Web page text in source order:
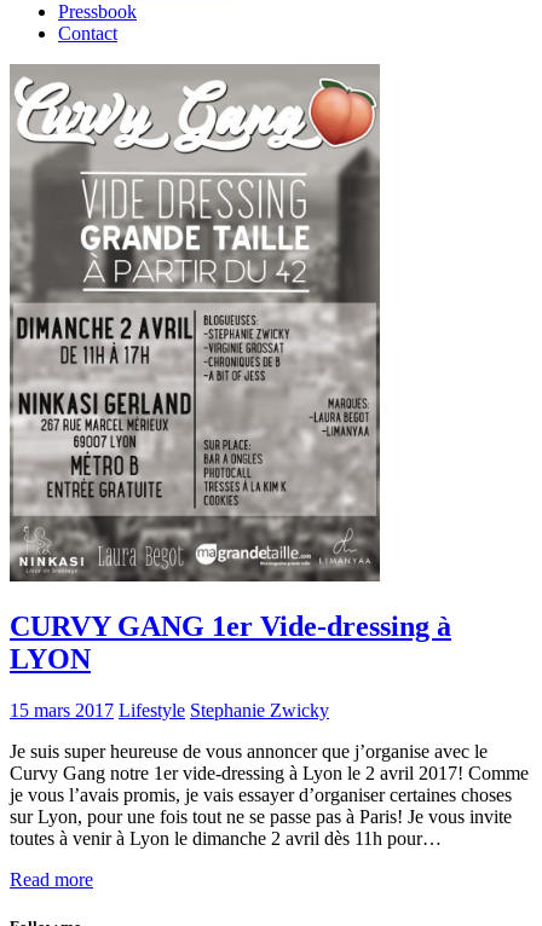
Pressbook
Contact
CURVY GANG 1er Vide-dressing à
LYON
15 mars 2017 Lifestyle Stephanie Zwicky
Je suis super heureuse de vous annoncer que j’organise avec le
Curvy Gang notre 1er vide-dressing à Lyon le 2 avril 2017! Comme
je vous l’avais promis, je vais essayer d’organiser certaines choses
sur Lyon, pour une fois tout ne se passe pas à Paris! Je vous invite
toutes à venir à Lyon le dimanche 2 avril dès 11h pour…
Read more